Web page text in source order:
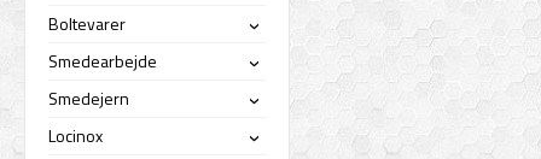
Boltevarer ›
Smedearbejde ›
Smedejern ›
Locinox ›